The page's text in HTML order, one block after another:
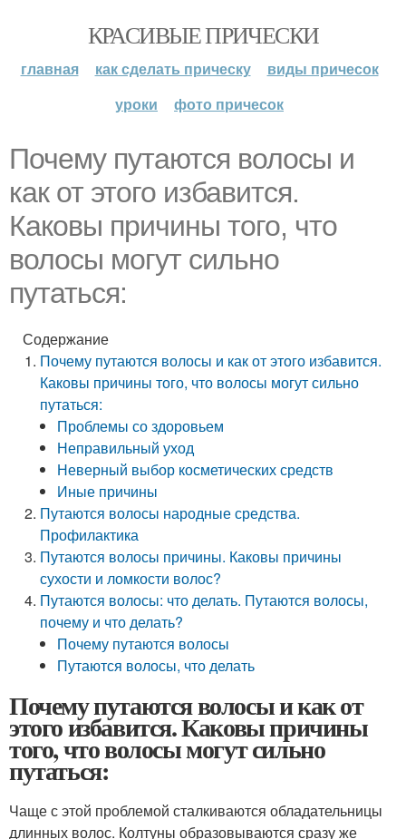
КРАСИВЫЕ ПРИЧЕСКИ
главная как сделать прическу
виды причесок
уроки
фото причесок
Почему путаются волосы и
как от этого избавится.
Каковы причины того, что
волосы могут сильно
путаться:
Содержание
Почему путаются волосы и как от этого избавится.
Каковы причины того, что волосы могут сильно
путаться:
Проблемы со здоровьем
Неправильный уход
Неверный выбор косметических средств
Иные причины
Путаются волосы народные средства.
Профилактика
Путаются волосы причины. Каковы причины
сухости и ломкости волос?
Путаются волосы: что делать. Путаются волосы,
почему и что делать?
Почему путаются волосы
Путаются волосы, что делать
Почему путаются волосы и как от
этого избавится. Каковы причины
того, что волосы могут сильно
путаться:
Чаще с этой проблемой сталкиваются обладательницы
длинных волос. Колтуны образовываются сразу же